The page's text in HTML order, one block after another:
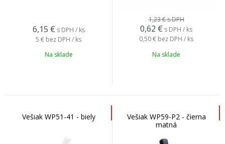
6,15 € s DPH / ks
5 € bez DPH / ks
Na sklade
1,23 €s DPH
0,62 € s DPH / ks
0,50 € bez DPH / ks
Na sklade
Vešiak WP51-41 - biely
Vešiak WP59-P2 - čierna
matná